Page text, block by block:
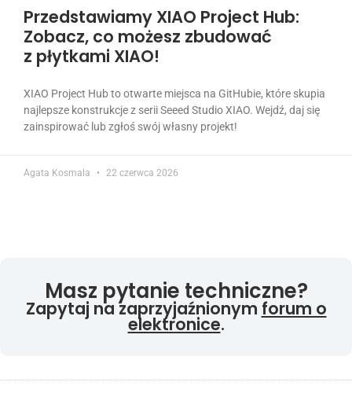
Przedstawiamy XIAO Project Hub:
Zobacz, co możesz zbudować
z płytkami XIAO!
XIAO Project Hub to otwarte miejsca na GitHubie, które skupia
najlepsze konstrukcje z serii Seeed Studio XIAO. Wejdź, daj się
zainspirować lub zgłoś swój własny projekt!
Agata Kosmala 22 czerwca 2026
Masz pytanie techniczne?
Zapytaj na zaprzyjaźnionym forum o
elektronice.